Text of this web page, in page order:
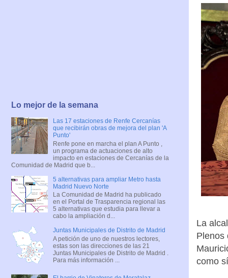
La
Plenos
como
Lo mejor de la semana
Las 17 estaciones de Renfe Cercanías
que recibirán obras de mejora del plan 'A
Punto'
Renfe pone en marcha el plan A Punto ,
un programa de actuaciones de alto
impacto en estaciones de Cercanías de la
Comunidad de Madrid que b...
5 alternativas para ampliar Metro hasta
Madrid Nuevo Norte
La Comunidad de Madrid ha publicado
en el Portal de Trasparencia regional las
5 alternativas que estudia para llevar a
cabo la ampliación d...
Juntas Municipales de Distrito de Madrid
A petición de uno de nuestros lectores,
estas son las direcciones de las 21
Juntas Municipales de Distrito de Madrid .
Para más información ...